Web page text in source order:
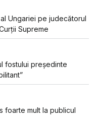
Ungariei pe judecătorul
Supreme
fostului președinte
foarte mult la publicul